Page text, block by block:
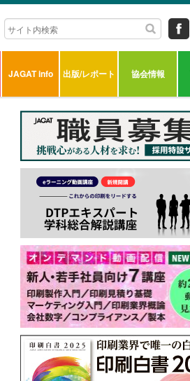
JAGAT info 出版/レポート 協会情報